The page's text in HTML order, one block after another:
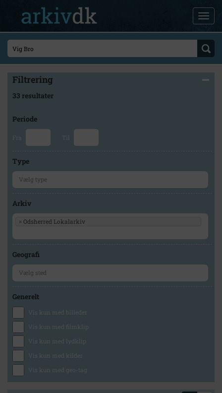
Filtrering
33 resultater
Periode
Fra Til
Type
Arkiv
× Odsherred Lokalarkiv
Geografi
Generelt
Vis kun med billeder
Vis kun med filmklip
Vis kun med lydklip
Vis kun med kilder
Vis kun med geo-tag